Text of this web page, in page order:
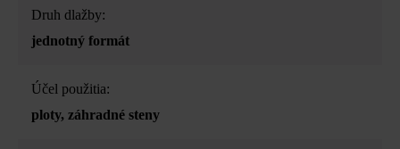
Druh dlažby:
jednotný formát
Účel použitia:
ploty, záhradné steny